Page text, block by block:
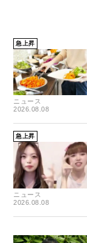
急上昇
ニュース
2026.08.08
急上昇
ニュース
2026.08.08